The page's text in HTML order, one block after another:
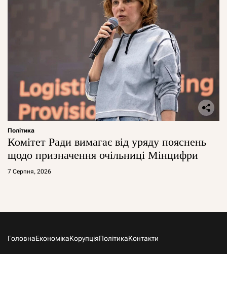
Політика
Комітет Ради вимагає від уряду пояснень
щодо призначення очільниці Мінцифри
7 Серпня, 2026
ГоловнаЕкономікаКорупціяПолітикаКонтакти